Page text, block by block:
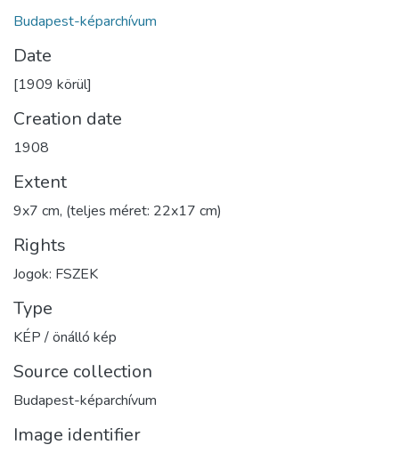
Budapest-képarchívum
Date
[1909 körül]
Creation date
1908
Extent
9x7 cm, (teljes méret: 22x17 cm)
Rights
Jogok: FSZEK
Type
KÉP / önálló kép
Source collection
Budapest-képarchívum
Image identifier